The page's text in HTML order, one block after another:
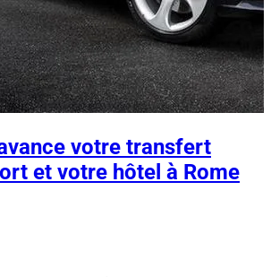
votre transfert
et votre hôtel à Rome